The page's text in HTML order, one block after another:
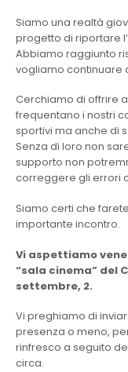
Siamo una realtà
progetto di riportare
Abbiamo raggiunto
vogliamo continuare
Cerchiamo di offrire
frequentano i nostri
sportivi ma anche di
Senza di loro non
supporto non
correggere gli errori
Siamo certi che
importante incontro.
Vi aspettiamo
“sala cinema” del
settembre, 2.
Vi preghiamo di
presenza o meno,
rinfresco a seguito
circa.